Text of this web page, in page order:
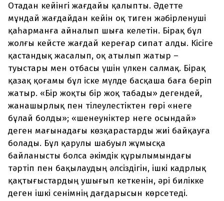
Отадан кейінгі жағдайы қалыпты. Әдетте
мұндай жағдайдан кейін оқ тиген жәбірленуші
қаһарманға айналып шыға келетін. Бірақ бұл
жолғы кейсте жағдай кереғар сипат алды. Кісіге
қастандық жасалып, оқ атылып жатыр –
туыстары мен отбасы үшін үлкен салмақ. Бірақ
қазақ қоғамы бұл іске мүлде басқаша баға беріп
жатыр. «Бір жоқты бір жоқ табады» дегендей,
жанашырлық пен тілеулестіктен гөрі «неге
бұлай болды»; «шенеуніктер неге осындай»
деген мағынадағы көзқарастарды жиі байқауға
болады. Бұл қарулы шабуыл жұмысқа
байланысты болса әкімдік құрылымындағы
тәртіп пен бақылаудың әлсіздігін, ішкі кадрлық
қақтығыстардың ушығып кеткенін, әрі билікке
деген ішкі сенімнің дағдарысын көрсетеді.